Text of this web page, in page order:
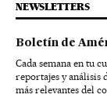
NEWSLETTERS
Boletín de
Cada semana en tu
reportajes y análisis
más relevantes del